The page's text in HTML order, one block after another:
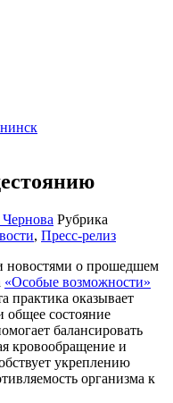
Рубрика
, Пресс-релиз
новостями о прошедшем
«Особые возможности»
практика оказывает
общее состояние
балансировать
кровообращение и
укреплению
организма к